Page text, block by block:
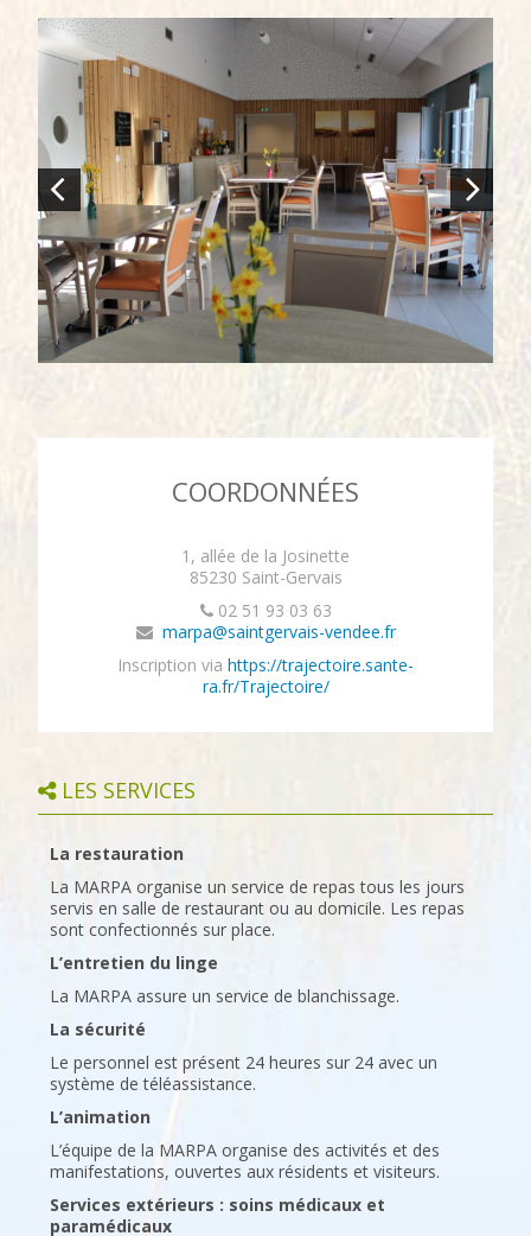
COORDONNÉES
1, allée de la Josinette
85230 Saint-Gervais
02 51 93 03 63
marpa@saintgervais-vendee.fr
Inscription via https://trajectoire.sante-
ra.fr/Trajectoire/
LES SERVICES
La restauration
La MARPA organise un service de repas tous les jours
servis en salle de restaurant ou au domicile. Les repas
sont confectionnés sur place.
L’entretien du linge
La MARPA assure un service de blanchissage.
La sécurité
Le personnel est présent 24 heures sur 24 avec un
système de téléassistance.
L’animation
L’équipe de la MARPA organise des activités et des
manifestations, ouvertes aux résidents et visiteurs.
Services extérieurs : soins médicaux et
paramédicaux